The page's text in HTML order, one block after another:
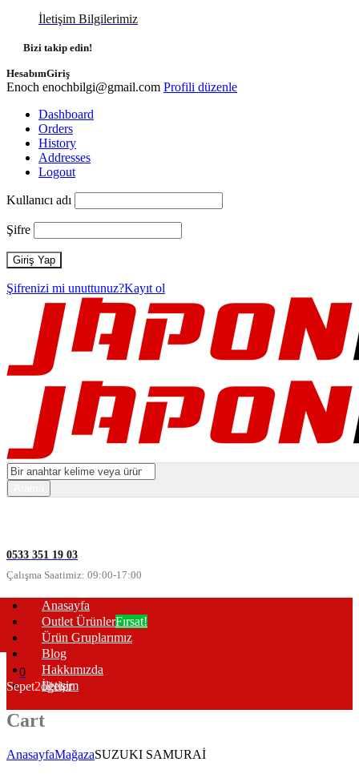
İletişim Bilgilerimiz
Bizi takip edin!
HesabımGiriş
Enoch enochbilgi@gmail.com Profili düzenle
Dashboard
Orders
History
Addresses
Logout
Kullanıcı adı
Şifre
Şifrenizi mi unuttunuz?Kayıt ol
0533 351 19 03
Çalışma Saatimiz: 09:00-17:00
Anasayfa
Outlet ÜrünlerFırsat!
Ürün Gruplarımız
Blog
Hakkımızda
İletişim
0
Sepet2öğeler
Cart
AnasayfaMağazaSUZUKI SAMURAİ